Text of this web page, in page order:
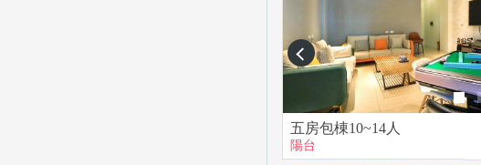
prev
五房包棟10~14人
陽台